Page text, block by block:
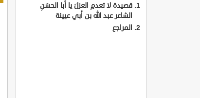
قصيدة لا تعدمِ العزلَ يا أبا الحسَنِ
الشاعر عبد الله بن أبي عيينة
المراجع